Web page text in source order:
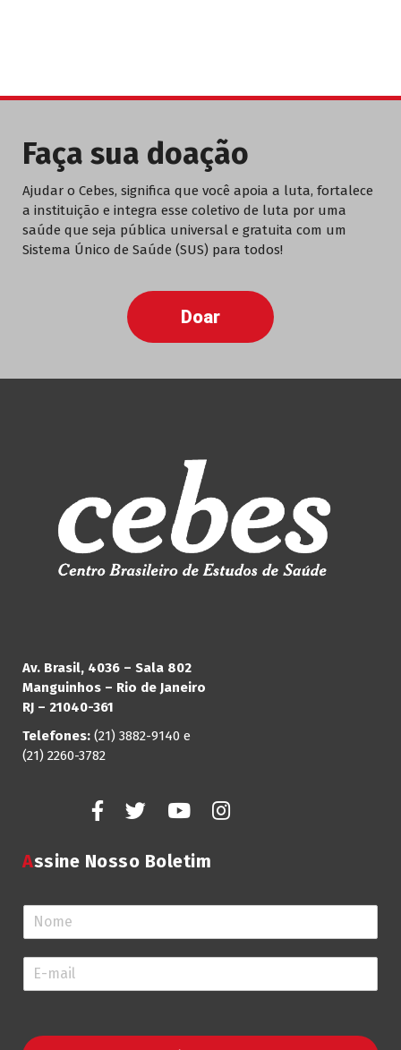
Faça sua doação
Ajudar o Cebes, significa que você apoia a luta, fortalece
a instituição e integra esse coletivo de luta por uma
saúde que seja pública universal e gratuita com um
Sistema Único de Saúde (SUS) para todos!
Doar
Av. Brasil, 4036 – Sala 802
Manguinhos – Rio de Janeiro
RJ – 21040-361
Telefones: (21) 3882-9140 e
(21) 2260-3782
Assine Nosso Boletim